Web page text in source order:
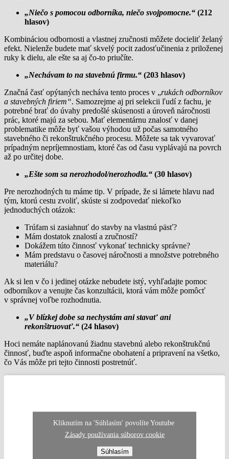
„Niečo s pomocou odborníka, niečo svojpomocne.“ (212
hlasov)
Kombináciou odbornosti a vlastnej zručnosti môžete docieliť želaný
efekt. Nielenže budete mať skvelý pocit zadosťučinenia z priloženej
ruky k dielu, ale ešte sa aj čo-to priučíte.
„Nechávam to na stavebnú firmu.“ (203 hlasov)
Značná časť opýtaných necháva tento proces v „rukách odborníkov
a stavebných firiem“. Samozrejme aj pri selekcii ľudí z fachu, je
potrebné brať do úvahy predošlé skúsenosti a úroveň náročnosti
prác, ktoré majú za sebou. Mať elementárnu znalosť v danej
problematike môže byť vašou výhodou už počas samotného
stavebného či rekonštrukčného procesu. Môžete sa tak vyvarovať
prípadným nepríjemnostiam, ktoré čas od času vyplávajú na povrch
až po určitej dobe.
„Ešte som sa nerozhodol/nerozhodla.“ (30 hlasov)
Pre nerozhodných tu máme tip. V prípade, že si lámete hlavu nad
tým, ktorú cestu zvoliť, skúste si zodpovedať niekoľko
jednoduchých otázok:
Trúfam si zasiahnuť do stavby na vlastnú päsť?
Mám dostatok znalostí a zručností?
Dokážem túto činnosť vykonať technicky správne?
Mám predstavu o časovej náročnosti a množstve potrebného
materiálu?
Ak si len v čo i jedinej otázke nebudete istý, vyhľadajte pomoc
odborníkov a venujte čas konzultácii, ktorá vám môže pomôcť
v správnej voľbe rozhodnutia.
„V blízkej dobe sa nechystám ani stavať ani
rekonštruovať.“ (24 hlasov)
Hoci nemáte naplánovanú žiadnu stavebnú alebo rekonštrukčnú
činnosť, buďte aspoň informačne obohatení a pripravení na všetko,
čo Vás môže pri tejto činnosti postretnúť.
Kliknutím na 'Súhlasím' povolíte Youtube
Zásady používania súborov cookie
Súhlasím